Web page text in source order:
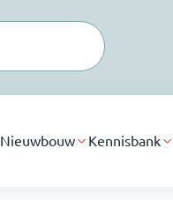
Nieuwbouw Kennisbank